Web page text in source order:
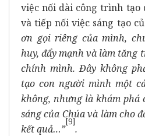
việc nối dài công trình tạo
và tiếp nối việc sáng tạo
ơn gọi riêng của mình,
huy, đẩy mạnh và làm tăng
chính mình. Đây không
tạo con người mình một
không, nhưng là khám
sáng của Chúa và làm cho
kết quả…”
[9]
.